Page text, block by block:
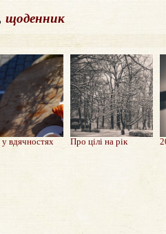
щоденник
вдячностях Про цілі на рік